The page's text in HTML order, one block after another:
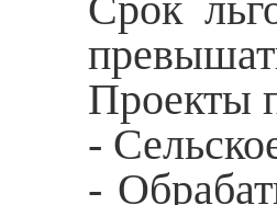
Проекты
-
-